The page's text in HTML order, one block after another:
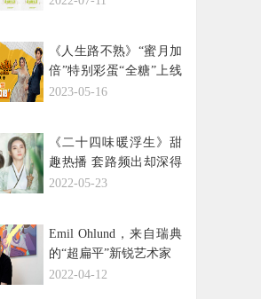
《人生路不熟》“蜜月加
倍”特别彩蛋“全糖”上线
快乐一路相随幸福永不
2023-05-16
《二十四味暖浮生》甜
趣热播 套路频出却深得
人心
2022-05-23
Emil Ohlund，来自瑞典
的“超扁平”新锐艺术家
2022-04-12